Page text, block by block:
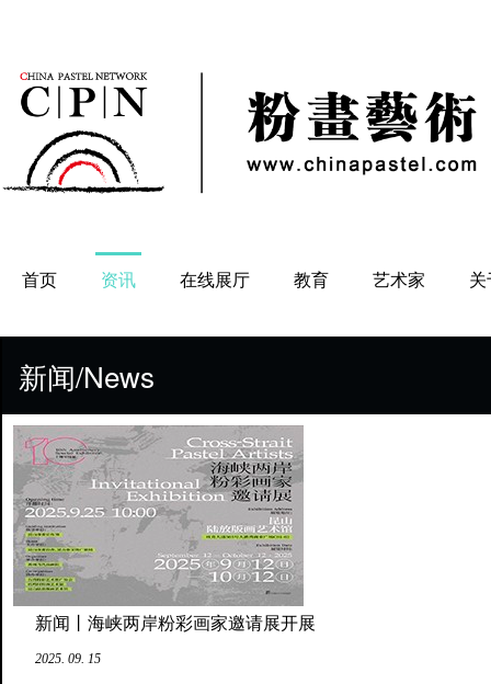
首页 资讯 在线展厅 教育 艺术家
新闻/News
新闻丨海峡两岸粉彩画家邀请展开展
2025. 09. 15